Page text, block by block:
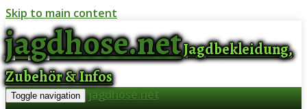
Skip to main content
jagdhose.netJagdbekleidung,
Zubehör & Infos
Toggle navigation jagdhose.net